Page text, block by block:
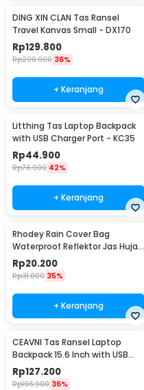
DING XIN CLAN Tas Ransel
Travel Kanvas Small - DX170
Rp129.800
Rp200.900 36%
+ Keranjang
Litthing Tas Laptop Backpack
with USB Charger Port - KC35
Rp44.900
Rp76.900 42%
+ Keranjang
Rhodey Rain Cover Bag
Waterproof Reflektor Jas Hujan
Tas Ransel 20L - NB10
Rp20.200
Rp31.000 35%
+ Keranjang
CEAVNI Tas Ransel Laptop
Backpack 15.6 Inch with USB
Charger Port - KC32
Rp127.200
Rp196.900 36%